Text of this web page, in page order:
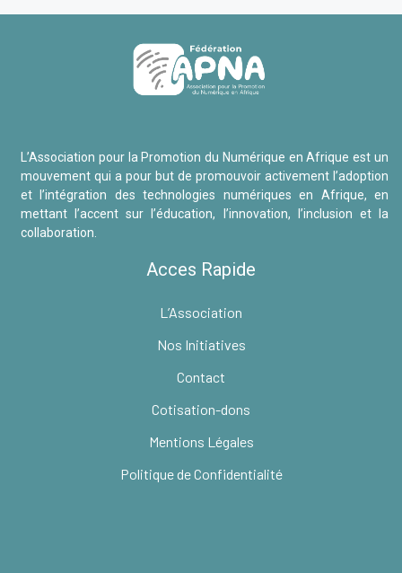
L’Association pour la Promotion du Numérique en Afrique est un
mouvement qui a pour but de promouvoir activement l’adoption
et l’intégration des technologies numériques en Afrique, en
mettant l’accent sur l’éducation, l’innovation, l’inclusion et la
collaboration.
Acces Rapide
L’Association
Nos Initiatives
Contact
Cotisation-dons
Mentions Légales
Politique de Confidentialité